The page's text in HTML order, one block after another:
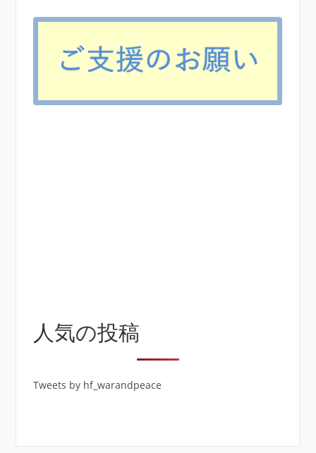
人気の投稿
Tweets by hf_warandpeace